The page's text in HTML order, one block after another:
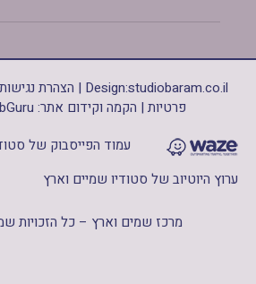
Design:studiobaram.co.il
| הצהרת נגישות
פרטיות | הקמה וקידום אתר: WebGuru
עמוד הפייסבוק של
ערוץ היוטיוב של סטודיו שמיים וארץ
מרכז שמים וארץ – כל הזכויות